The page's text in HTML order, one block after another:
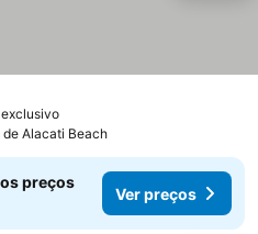
Ver preços
de Alacati Beach
preços
Ver preços